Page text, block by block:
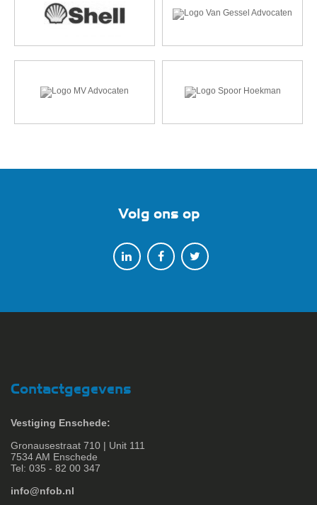
Volg ons op
Contactgegevens
Vestiging Enschede:
Gronausestraat 710 | Unit 111
7534 AM Enschede
Tel: 035 - 82 00 347
info@nfob.nl